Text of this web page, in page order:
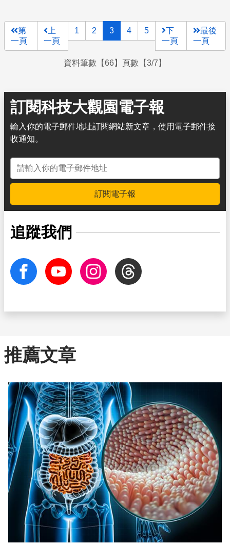
第
一頁
上
一頁
1 2 3 4 5
下
一頁
最後
一頁
資料筆數【66】頁數【3/7】
訂閱科技大觀園電子報
輸入你的電子郵件地址訂閱網站新文章，使用電子郵件接
收通知。
電子郵件地址
訂閱電子報
追蹤我們
facebook Youtube InstagramThreads
推薦文章